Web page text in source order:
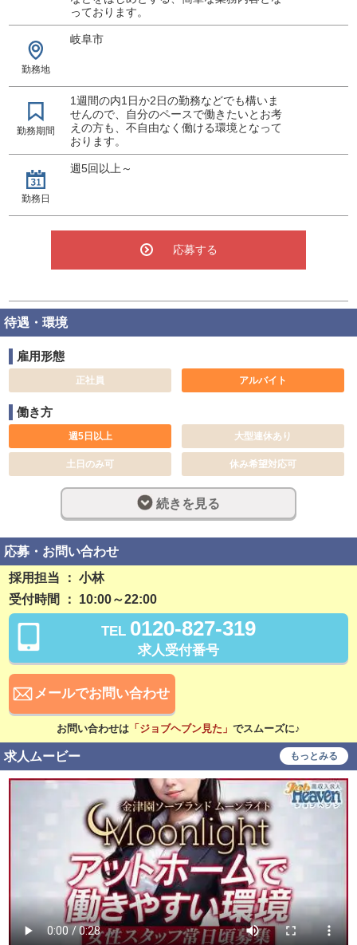
っております。
勤務地
岐阜市
勤務期間
1週間の内1日か2日の勤務などでも構いま
せんので、自分のペースで働きたいとお考
えの方も、不自由なく働ける環境となって
おります。
勤務日
週5回以上～
応募する
待遇・環境
雇用形態
正社員 アルバイト
働き方
週5日以上 大型連休あり
土日のみ可 休み希望対応可
週休2日制 完全週休2日制
社員登用制度あり 残業なし
勤務開始日相談可
稼ぎ方
日払い可
無料駐車場あり
研修あり
こだわり
未経験可 経験者歓迎
中･高齢者歓迎 シニア歓迎
女性歓迎 女性活躍中
大学生歓迎 学歴不問
履歴書不要 幹部候補
車･バイク通勤可 制服貸与
道具･備品貸与 入社祝い金支給
続きを見る
応募・お問い合わせ
採用担当 ： 小林
受付時間 ： 10:00～22:00
TEL 0120-827-319
求人受付番号
メールでお問い合わせ
お問い合わせは 「ジョブヘブン見た」 でスムーズに♪
求人ムービー もっとみる